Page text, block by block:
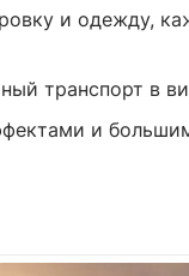
и одежду,
транспорт в
и